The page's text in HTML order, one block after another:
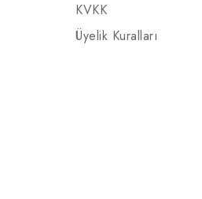
KVKK
Üyelik Kuralları